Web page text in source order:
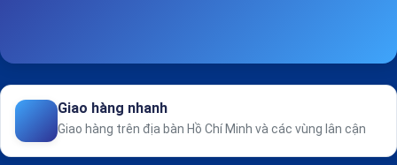
Giao hàng nhanh
Giao hàng trên địa bàn Hồ Chí Minh và các vùng lân cận